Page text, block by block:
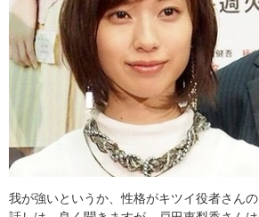
我が強いというか、性格がキツイ役者さんの